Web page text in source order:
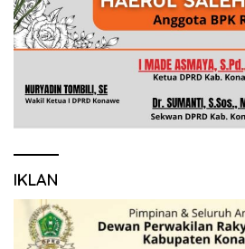
IKLAN